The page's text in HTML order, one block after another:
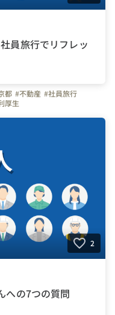
員旅行でリフレッ
都 #不動産 #社員旅行
厚生
2
への7つの質問